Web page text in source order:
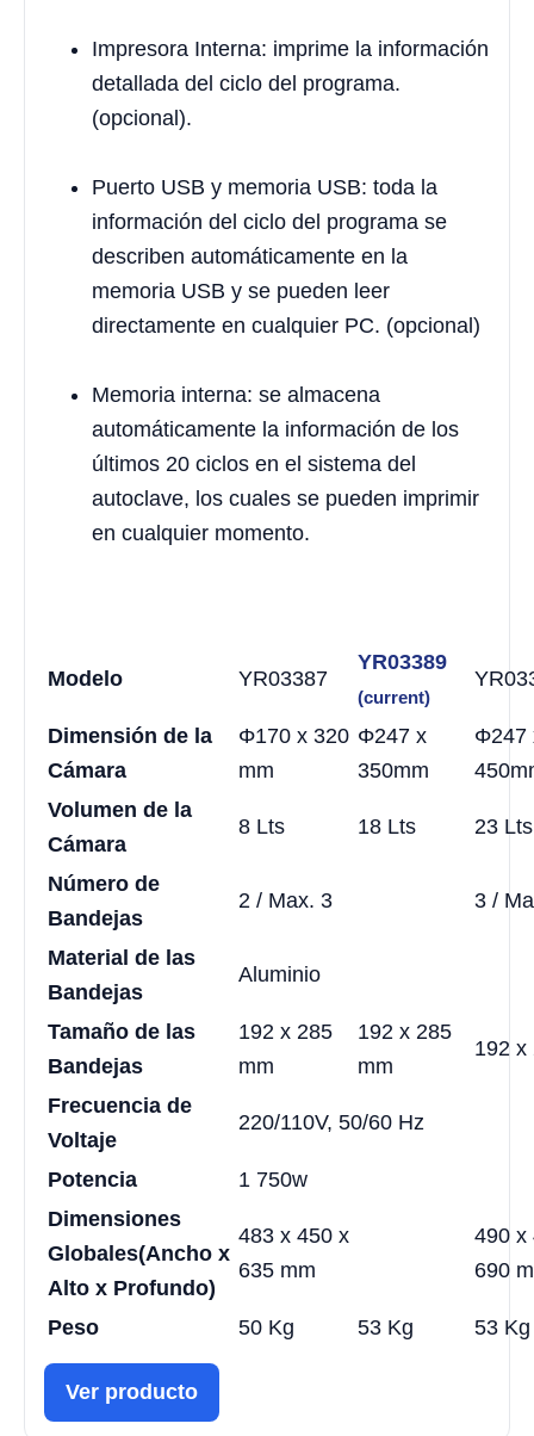
Impresora Interna: imprime la información
detallada del ciclo del programa.
(opcional).
Puerto USB y memoria USB: toda la
información del ciclo del programa se
describen automáticamente en la
memoria USB y se pueden leer
directamente en cualquier PC. (opcional)
Memoria interna: se almacena
automáticamente la información de los
últimos 20 ciclos en el sistema del
autoclave, los cuales se pueden imprimir
en cualquier momento.
Modelo YR03387
YR03389
(current)
Dimensión de la
Cámara
Φ170 x 320
mm
Φ247 x
350mm
Φ247
Volumen de la
Cámara
8 Lts 18 Lts 23 Lts
Número de
Bandejas
2 / Max. 3 3 /
Material de las
Bandejas
Aluminio
Tamaño de las
Bandejas
192 x 285
mm
192 x 285
mm
192 x
Frecuencia de
Voltaje
220/110V, 50/60 Hz
Potencia
1 750w
Dimensiones
Globales(Ancho x
Alto x Profundo)
483 x 450 x
635 mm
490
690
Peso 50 Kg 53 Kg 53 Kg
Ver producto